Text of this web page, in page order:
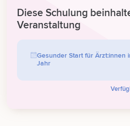
Diese Schulung
Veranstaltung
Gesunder Start für Ärzt:innen
Jahr